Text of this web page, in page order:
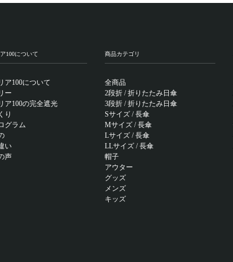
100について
ア100について
ー
ア100の完全遮光
り
グラム
い
声
商品カテゴリ
全商品
2段折 / 折りたたみ日傘
3段折 / 折りたたみ日傘
Sサイズ / 長傘
Mサイズ / 長傘
Lサイズ / 長傘
LLサイズ / 長傘
帽子
アウター
グッズ
メンズ
キッズ